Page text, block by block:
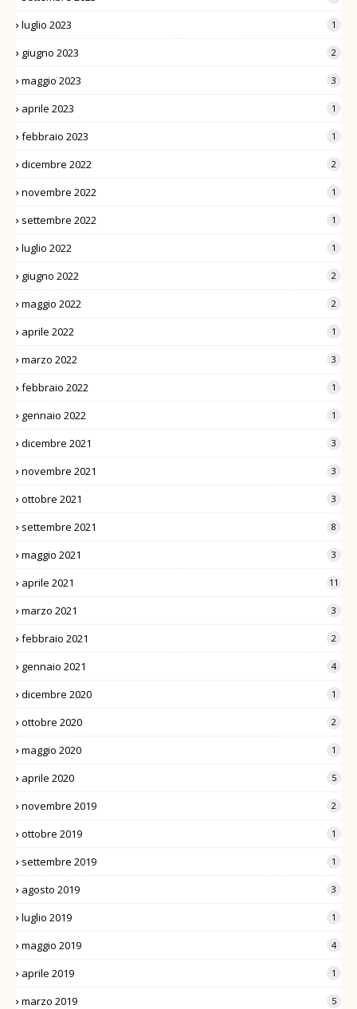
luglio 2023 1
giugno 2023 2
maggio 2023 3
aprile 2023 1
febbraio 2023 1
dicembre 2022 2
novembre 2022 1
settembre 2022 1
luglio 2022 1
giugno 2022 2
maggio 2022 2
aprile 2022 1
marzo 2022 3
febbraio 2022 1
gennaio 2022 1
dicembre 2021 3
novembre 2021 3
ottobre 2021 3
settembre 2021 8
maggio 2021 3
aprile 2021 11
marzo 2021 3
febbraio 2021 2
gennaio 2021 4
dicembre 2020 1
ottobre 2020 2
maggio 2020 1
aprile 2020 5
novembre 2019 2
ottobre 2019 1
settembre 2019 1
agosto 2019 3
luglio 2019 1
maggio 2019 4
aprile 2019 1
marzo 2019 5